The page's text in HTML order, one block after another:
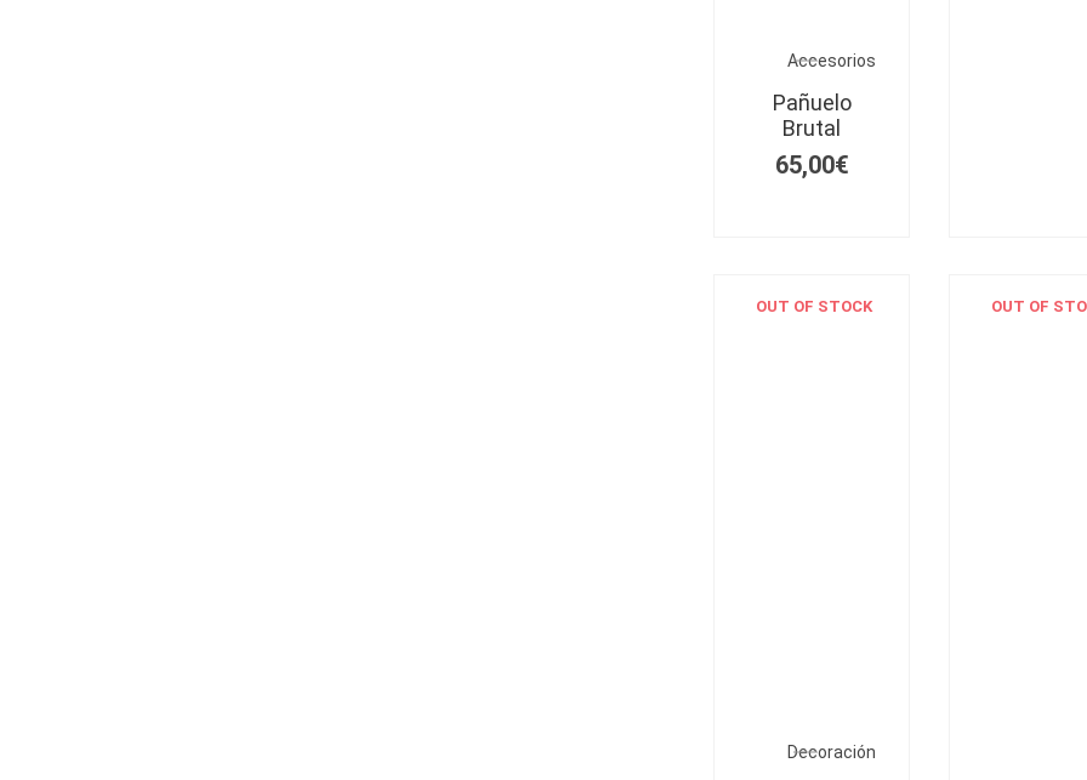
Accesorios
Pañuelo
Brutal
65,00€
OUT OF STOCK
Decoración
OUT OF